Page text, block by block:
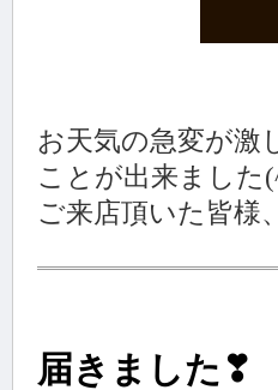
お天気の急変が激
ことが出来ました
ご来店頂いた皆様
届きました❣